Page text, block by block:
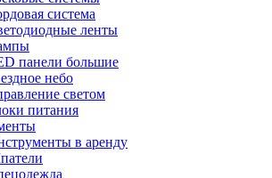
система
ленты
панели большие
небо
светом
питания
в аренду